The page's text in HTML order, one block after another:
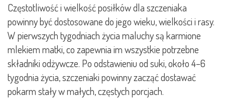
Częstotliwość i wielkość posiłków dla szczeniaka
powinny być dostosowane do jego wieku, wielkości i rasy.
W pierwszych tygodniach życia maluchy są karmione
mlekiem matki, co zapewnia im wszystkie potrzebne
składniki odżywcze. Po odstawieniu od suki, około 4–6
tygodnia życia, szczeniaki powinny zacząć dostawać
pokarm stały w małych, częstych porcjach.